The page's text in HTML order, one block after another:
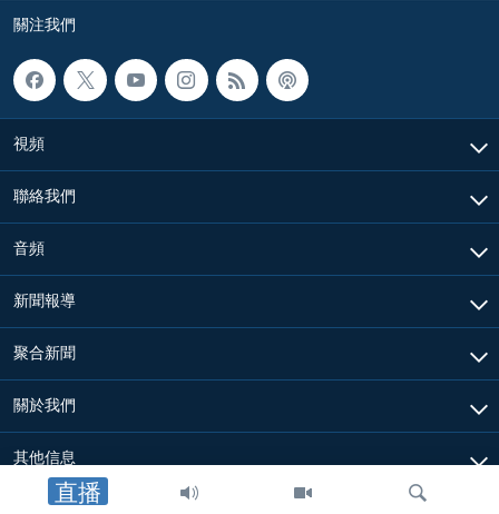
直播
關注我們
視頻
聯絡我們
音頻
新聞報導
聚合新聞
關於我們
其他信息